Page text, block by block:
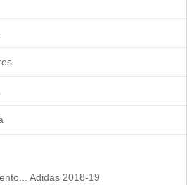
Adidas 2018-19